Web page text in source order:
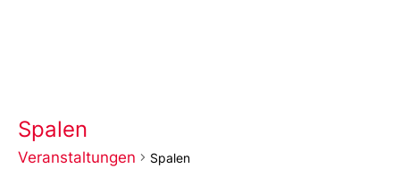
Spalen
Veranstaltungen Spalen